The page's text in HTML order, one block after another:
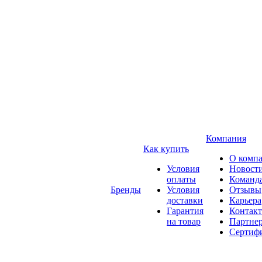
Бренды
Как купить
Условия
оплаты
Условия
доставки
Гарантия
на товар
Компания
О
Отзывы
Карьера